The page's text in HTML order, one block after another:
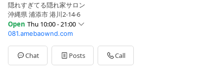
隠れすぎてる隠れ家サロン
沖縄県 浦添市 港川2-14-6
Open Thu 10:00 - 21:00
Sun10:00 - 21:00
Mon10:00 - 21:00
Tue10:00 - 21:00
Wed10:00 - 21:00
081.amebaownd.com
Chat Posts Call